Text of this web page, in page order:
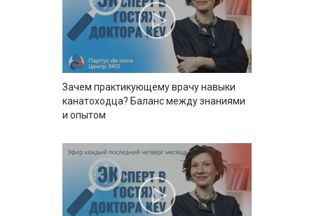
Зачем практикующему врачу навыки
канатоходца? Баланс между знаниями
и опытом